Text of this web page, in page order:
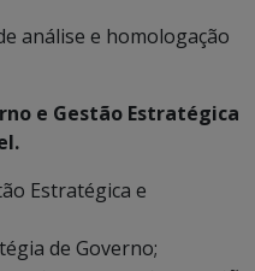
análise e homologação
e Gestão Estratégica
Estratégica e
de Governo;